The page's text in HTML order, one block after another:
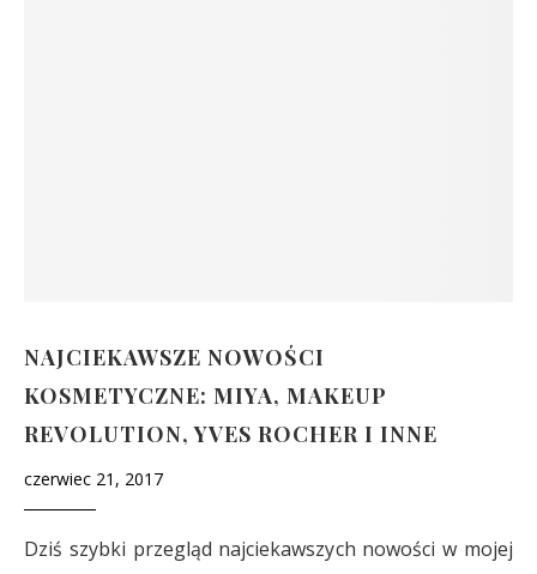
NAJCIEKAWSZE NOWOŚCI
KOSMETYCZNE: MIYA, MAKEUP
REVOLUTION, YVES ROCHER I INNE
czerwiec 21, 2017
Dziś szybki przegląd najciekawszych nowości w mojej